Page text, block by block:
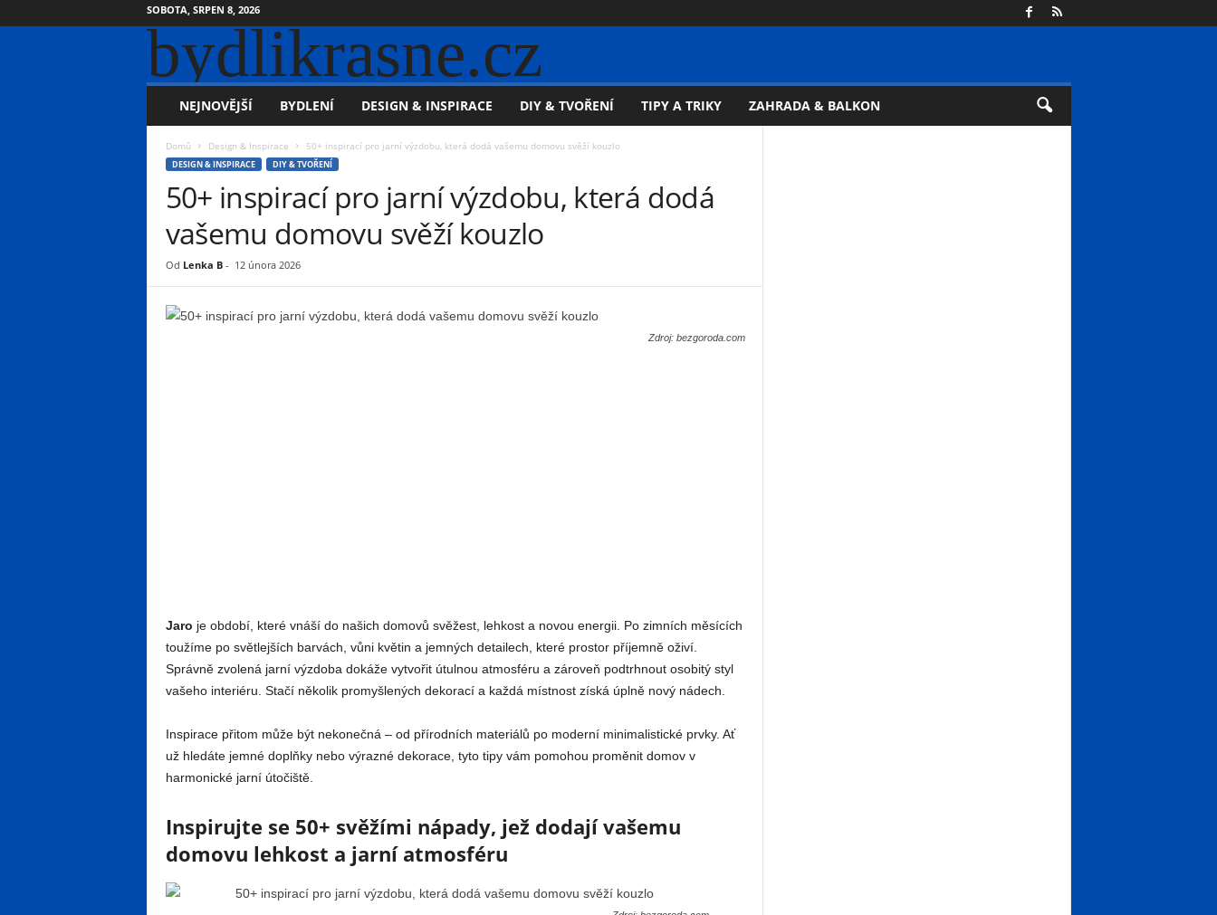
SOBOTA, SRPEN 8, 2026
bydlikrasne.cz
NEJNOVĚJŠÍ BYDLENÍ DESIGN & INSPIRACE DIY & TVOŘENÍ TIPY A TRIKY ZAHRADA & BALKON
Domů Design & Inspirace 50+ inspirací pro jarní výzdobu, která dodá vašemu domovu svěží kouzlo
DESIGN & INSPIRACE DIY & TVOŘENÍ
50+ inspirací pro jarní výzdobu, která dodá
vašemu domovu svěží kouzlo
Od Lenka B- 12 února 2026
Zdroj: bezgoroda.com
Jaro je období, které vnáší do našich domovů svěžest, lehkost a novou energii. Po zimních měsících
toužíme po světlejších barvách, vůni květin a jemných detailech, které prostor příjemně oživí.
Správně zvolená jarní výzdoba dokáže vytvořit útulnou atmosféru a zároveň podtrhnout osobitý styl
vašeho interiéru. Stačí několik promyšlených dekorací a každá místnost získá úplně nový nádech.
Inspirace přitom může být nekonečná – od přírodních materiálů po moderní minimalistické prvky. Ať
už hledáte jemné doplňky nebo výrazné dekorace, tyto tipy vám pomohou proměnit domov v
harmonické jarní útočiště.
Inspirujte se 50+ svěžími nápady, jež dodají vašemu
domovu lehkost a jarní atmosféru